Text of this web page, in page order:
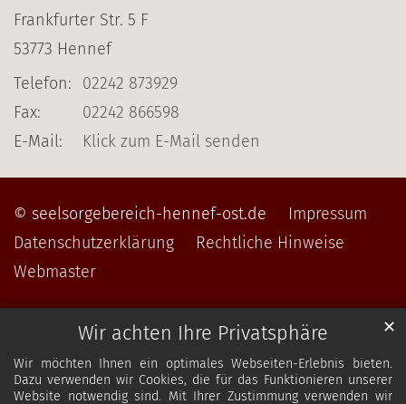
Wir achten Ihre Privatsphäre
Wir möchten Ihnen ein optimales Webseiten-Erlebnis bieten.
Dazu verwenden wir Cookies, die für das Funktionieren unserer
Website notwendig sind. Mit Ihrer Zustimmung verwenden wir
✕
Frankfurter Str. 5 F
53773 Hennef
Telefon:
02242 873929
Fax:
02242 866598
E-Mail:
Klick zum E-Mail senden
© seelsorgebereich-hennef-ost.de
Impressum
Datenschutzerklärung
Rechtliche Hinweise
Webmaster